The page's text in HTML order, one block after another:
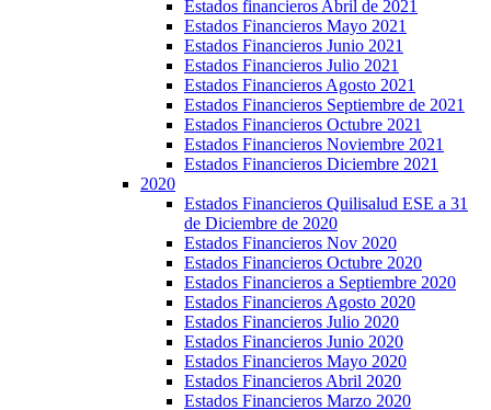
Estados financieros Abril de 2021
Estados Financieros Mayo 2021
Estados Financieros Junio 2021
Estados Financieros Julio 2021
Estados Financieros Agosto 2021
Estados Financieros Septiembre de 2021
Estados Financieros Octubre 2021
Estados Financieros Noviembre 2021
Estados Financieros Diciembre 2021
2020
Estados Financieros Quilisalud ESE a 31
de Diciembre de 2020
Estados Financieros Nov 2020
Estados Financieros Octubre 2020
Estados Financieros a Septiembre 2020
Estados Financieros Agosto 2020
Estados Financieros Julio 2020
Estados Financieros Junio 2020
Estados Financieros Mayo 2020
Estados Financieros Abril 2020
Estados Financieros Marzo 2020